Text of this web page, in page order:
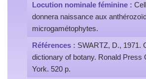
Locution nominale féminine :
donnera naissance aux
microgamétophytes.
Références : SWARTZ, D., 1971.
dictionary of botany. Ronald Press
York. 520 p.